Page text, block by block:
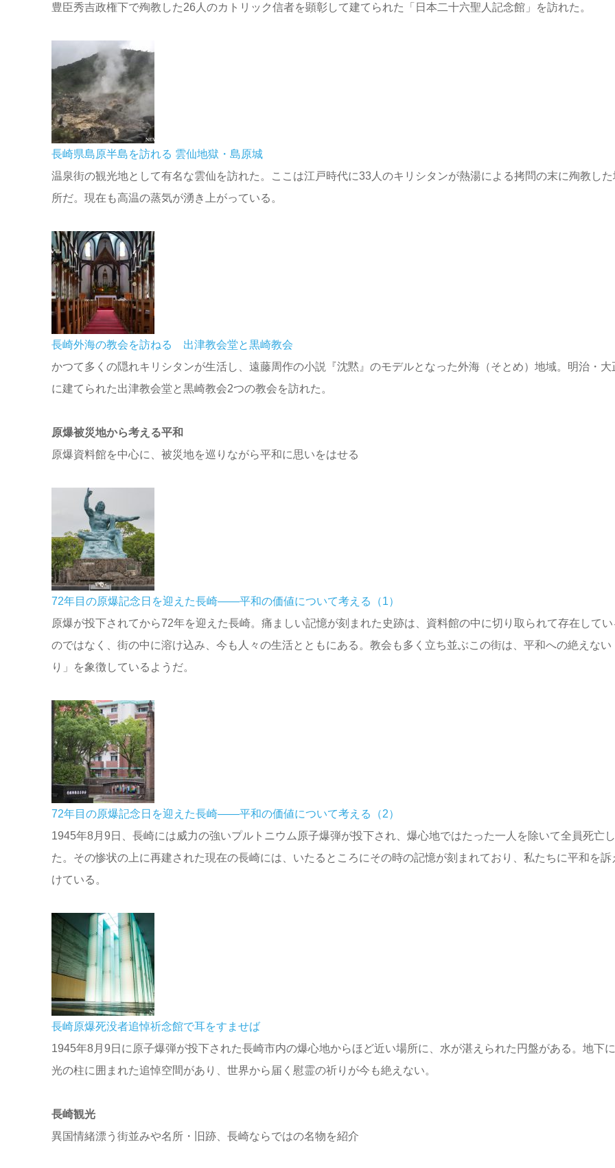
豊臣秀吉政権下で殉教した26人のカトリック信者を顕彰して建てられた「日本二十六聖人記念館」を訪れた。
長崎県島原半島を訪れる 雲仙地獄・島原城
温泉街の観光地として有名な雲仙を訪れた。ここは江戸時代に33人のキリシタンが熱湯による拷問の末に殉教した
所だ。現在も高温の蒸気が湧き上がっている。
長崎外海の教会を訪ねる 出津教会堂と黒崎教会
かつて多くの隠れキリシタンが生活し、遠藤周作の小説『沈黙』のモデルとなった外海（そとめ）地域。明治・大
に建てられた出津教会堂と黒崎教会2つの教会を訪れた。
原爆被災地から考える平和
原爆資料館を中心に、被災地を巡りながら平和に思いをはせる
72年目の原爆記念日を迎えた長崎――平和の価値について考える（1）
原爆が投下されてから72年を迎えた長崎。痛ましい記憶が刻まれた史跡は、資料館の中に切り取られて存在してい
のではなく、街の中に溶け込み、今も人々の生活とともにある。教会も多く立ち並ぶこの街は、平和への絶えない
り」を象徴しているようだ。
72年目の原爆記念日を迎えた長崎――平和の価値について考える（2）
1945年8月9日、長崎には威力の強いプルトニウム原子爆弾が投下され、爆心地ではたった一人を除いて全員死亡し
た。その惨状の上に再建された現在の長崎には、いたるところにその時の記憶が刻まれており、私たちに平和を訴
けている。
長崎原爆死没者追悼祈念館で耳をすませば
1945年8月9日に原子爆弾が投下された長崎市内の爆心地からほど近い場所に、水が湛えられた円盤がある。地下
光の柱に囲まれた追悼空間があり、世界から届く慰霊の祈りが今も絶えない。
長崎観光
異国情緒漂う街並みや名所・旧跡、長崎ならではの名物を紹介